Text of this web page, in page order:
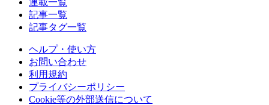
記事一覧
記事タグ一覧
ヘルプ・使い方
お問い合わせ
利用規約
プライバシーポリシー
Cookie等の外部送信について